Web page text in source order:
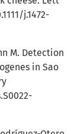
j.1472-
M. Detection
in Sao